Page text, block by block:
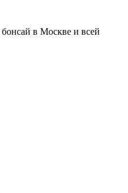
в Москве и всей